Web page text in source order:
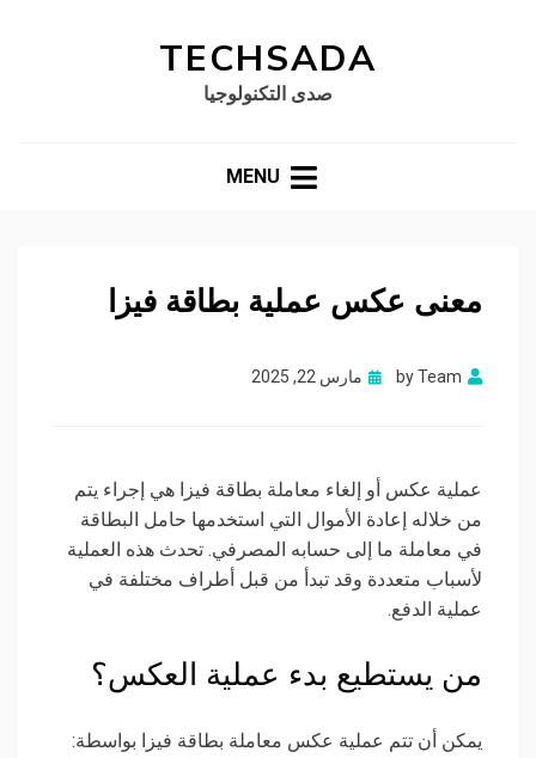
TECHSADA
صدى التكنولوجيا
MENU
معنى عكس عملية بطاقة فيزا
byTeam
Posted
مارس 22, 2025
عملية عكس أو إلغاء معاملة بطاقة فيزا هي إجراء يتم
من خلاله إعادة الأموال التي استخدمها حامل البطاقة
في معاملة ما إلى حسابه المصرفي. تحدث هذه العملية
لأسباب متعددة وقد تبدأ من قبل أطراف مختلفة في
عملية الدفع.
من يستطيع بدء عملية العكس؟
يمكن أن تتم عملية عكس معاملة بطاقة فيزا بواسطة: